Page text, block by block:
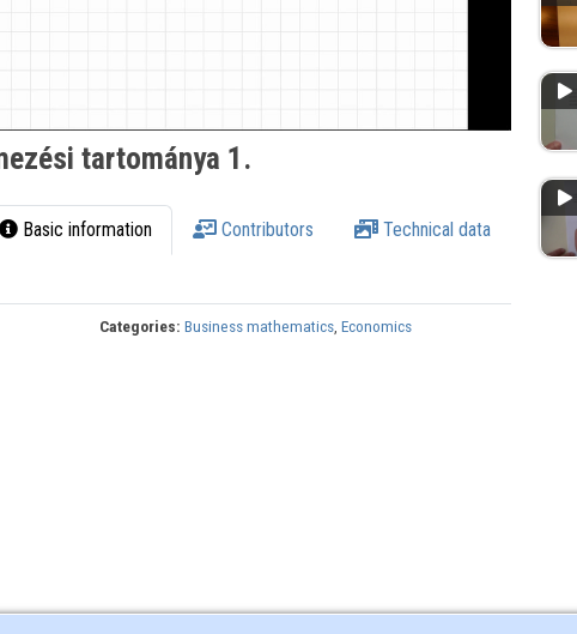
tartománya 1.
Basic information Contributors Technical data
Categories: Business mathematics,Economics